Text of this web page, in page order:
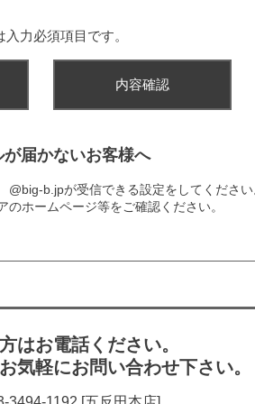
入力必須項目です。
が届かないお客様へ
@big-b.jpが受信できる設定をしてくださ
のホームページ等をご確認ください。
はお電話ください。
気軽にお問い合わせ下さい。